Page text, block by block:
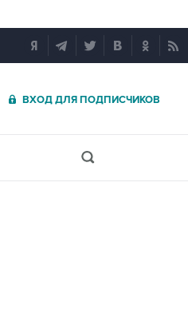
ВХОД ДЛЯ ПОДПИСЧИКОВ